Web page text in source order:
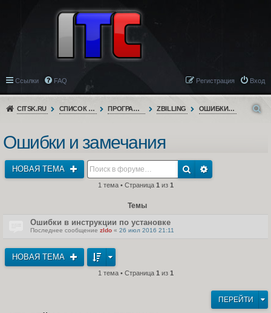
Ссылки FAQ Вход
Регистрация
CITSK.RU СПИСОК ФОРУМОВ ПРОГРАММНОЕ ОБЕСПЕЧЕНИЕ ZBILLING ОШИБКИ И ЗАМЕЧАНИЯ
Ошибки и замечания
НОВАЯ ТЕМА
1 тема • Страница 1 из 1
Темы
Ошибки в инструкции по установке
Последнее сообщение zldo « 26 июл 2016 21:11
НОВАЯ ТЕМА
1 тема • Страница 1 из 1
ПЕРЕЙТИ